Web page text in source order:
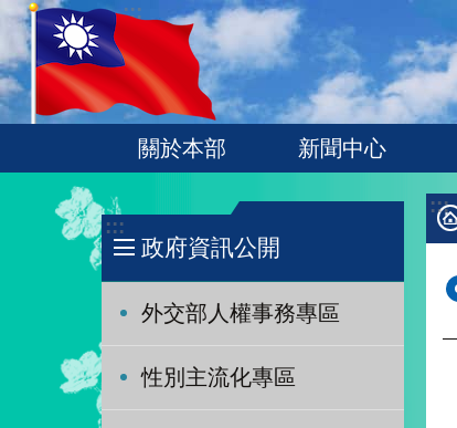
跳到主要內容區塊
:::
關於本部 新聞中心
:::
政府資訊公開
外交部人權事務專區
性別主流化專區
:::